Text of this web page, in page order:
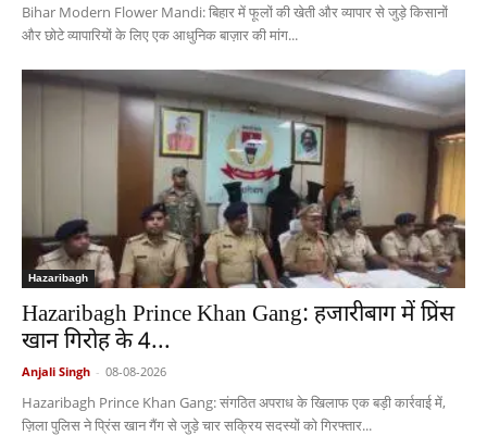
Bihar Modern Flower Mandi: बिहार में फूलों की खेती और व्यापार से जुड़े किसानों
और छोटे व्यापारियों के लिए एक आधुनिक बाज़ार की मांग...
Hazaribagh
Hazaribagh Prince Khan Gang: हजारीबाग में प्रिंस
खान गिरोह के 4...
Anjali Singh - 08-08-2026
Hazaribagh Prince Khan Gang: संगठित अपराध के खिलाफ एक बड़ी कार्रवाई में,
ज़िला पुलिस ने प्रिंस खान गैंग से जुड़े चार सक्रिय सदस्यों को गिरफ्तार...